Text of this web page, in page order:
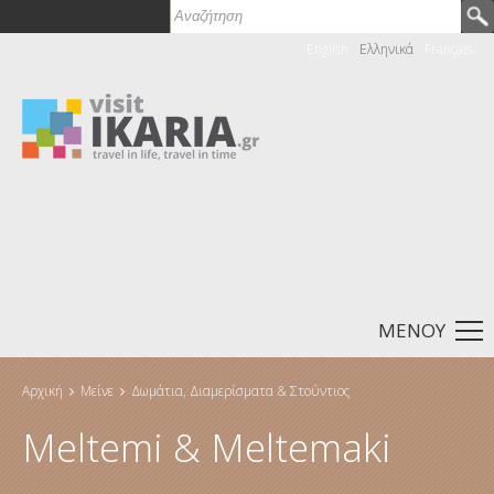
Παράκαμψη προς το κυρίως περιεχόμενο
Φόρμα αναζήτησης
Αναζήτηση
Ελληνικά
ΜΕΝΟΎ
Είστε εδώ
Αρχική Μείνε Δωμάτια, Διαμερίσματα & Στούντιος
Meltemi & Meltemaki